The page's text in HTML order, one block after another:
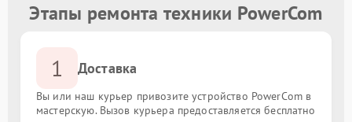
Этапы ремонта техники PowerCom
1 Доставка
Вы или наш курьер привозите устройство PowerCom в
мастерскую. Вызов курьера предоставляется бесплатно